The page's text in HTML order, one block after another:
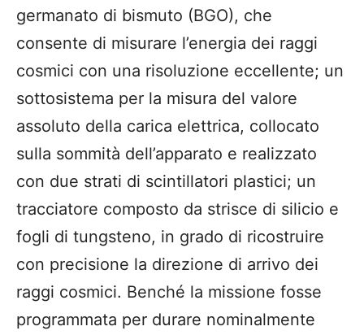
germanato di bismuto (BGO), che
consente di misurare l’energia dei raggi
cosmici con una risoluzione eccellente; un
sottosistema per la misura del valore
assoluto della carica elettrica, collocato
sulla sommità dell’apparato e realizzato
con due strati di scintillatori plastici; un
tracciatore composto da strisce di silicio e
fogli di tungsteno, in grado di ricostruire
con precisione la direzione di arrivo dei
raggi cosmici. Benché la missione fosse
programmata per durare nominalmente